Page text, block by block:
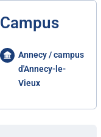
Campus
Annecy / campus
d'Annecy-le-
Vieux